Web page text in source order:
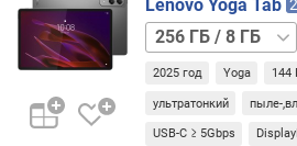
ж
к
а
H
D
R
Lenovo Yoga Tab
256 ГБ
/
12
ГБ
2025 год Yoga 144
ультратонкий пыле-
USB-C ≥ 5Gbps